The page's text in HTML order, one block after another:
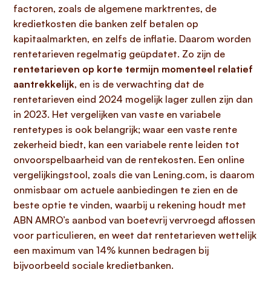
factoren, zoals de algemene marktrentes, de
kredietkosten die banken zelf betalen op
kapitaalmarkten, en zelfs de inflatie. Daarom worden
rentetarieven regelmatig geüpdatet. Zo zijn de
rentetarieven op korte termijn momenteel relatief
aantrekkelijk, en is de verwachting dat de
rentetarieven eind 2024 mogelijk lager zullen zijn dan
in 2023. Het vergelijken van vaste en variabele
rentetypes is ook belangrijk; waar een vaste rente
zekerheid biedt, kan een variabele rente leiden tot
onvoorspelbaarheid van de rentekosten. Een online
vergelijkingstool, zoals die van Lening.com, is daarom
onmisbaar om actuele aanbiedingen te zien en de
beste optie te vinden, waarbij u rekening houdt met
ABN AMRO’s aanbod van boetevrij vervroegd aflossen
voor particulieren, en weet dat rentetarieven wettelijk
een maximum van 14% kunnen bedragen bij
bijvoorbeeld sociale kredietbanken.